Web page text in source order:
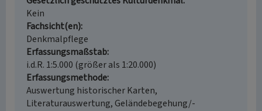
Kein
Fachsicht(en)
Denkmalpflege
Erfassungsmaßstab
i.d.R. 1:5.000 (größer als 1:20.000)
Erfassungsmethode
Auswertung historischer Karten,
Literaturauswertung, Geländebegehung/-